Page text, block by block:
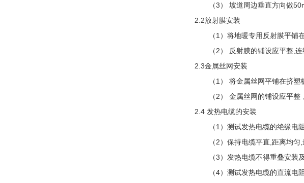
（3） 坡道周边垂直方向做
2.2放射膜安装
（1）将地暖专用反射膜平铺在
（2） 反射膜的铺设应平整,连
2.3金属丝网安装
（1） 将金属丝网平铺在挤塑
（2） 金属丝网的铺设应平整
2.4 发热电缆的安装
（1）测试发热电缆的绝缘电阻
（2）保持电缆平直,距离均匀,
（3）发热电缆不得重叠安装及
（4）测试发热电缆的直流电阻